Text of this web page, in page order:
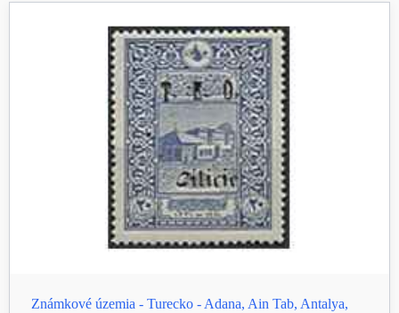
Známkové územia - Turecko - Adana, Ain Tab, Antalya,